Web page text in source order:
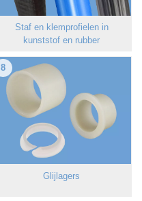
Staf en klemprofielen in
kunststof en rubber
8
Glijlagers